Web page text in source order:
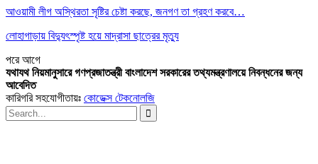
আওয়ামী লীগ অস্থিরতা সৃষ্টির চেষ্টা করছে, জনগণ তা গ্রহণ করবে…
লোহাগাড়ায় বিদ্যুৎস্পৃষ্ট হয়ে মাদ্রাসা ছাত্রের মৃত্যু
পরেআগে
যথাযথ নিয়মানুসারে গণপ্রজাতন্ত্রী বাংলাদেশ সরকারের তথ্যমন্ত্রণালয়ে নিবন্ধনের জন্য
আবেদিত
কারিগরি সহযোগীতায়ঃ কোডেক্স টেকনোলজি